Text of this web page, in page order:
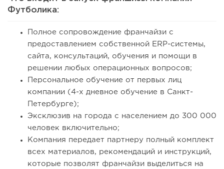
Футболика:
Полное сопровождение франчайзи с
предоставлением собственной ERP-системы,
сайта, консультаций, обучения и помощи в
решении любых операционных вопросов;
Персональное обучение от первых лиц
компании (4-х дневное обучение в Санкт-
Петербурге);
Эксклюзив на города с населением до 300 000
человек включительно;
Компания передает партнеру полный комплект
всех материалов, рекомендаций и инструкций,
которые позволят франчайзи выделиться на